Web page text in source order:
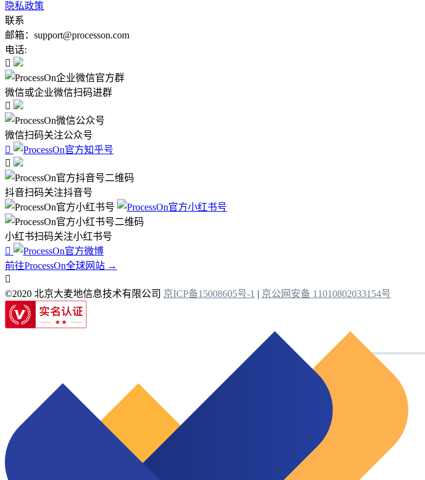
隐私政策
联系
邮箱：support@processon.com
电话:

微信或企业微信扫码进群

微信扫码关注公众号


抖音扫码关注抖音号
小红书扫码关注小红书号

前往ProcessOn全球网站 →

©2020 北京大麦地信息技术有限公司 京ICP备15008605号-1 | 京公网安备 11010802033154号